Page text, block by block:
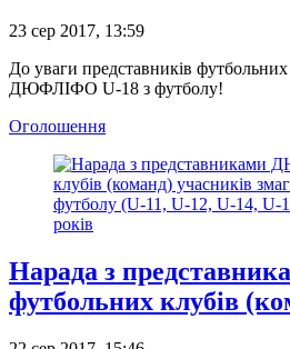
23 сер 2017, 13:59
До уваги представників
ДЮФЛІФО U-18 з футболу!
Оголошення
Нарада з
футбольних клубів